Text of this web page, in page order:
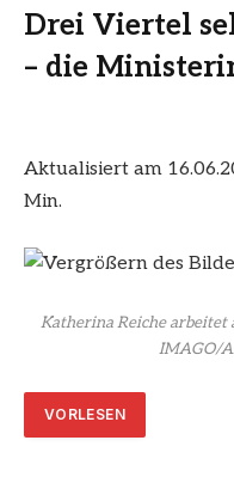
Drei Viertel
– die
Aktualisiert am
Min.
Katherina Reiche arbeitet
IMAGO/
VORLESEN